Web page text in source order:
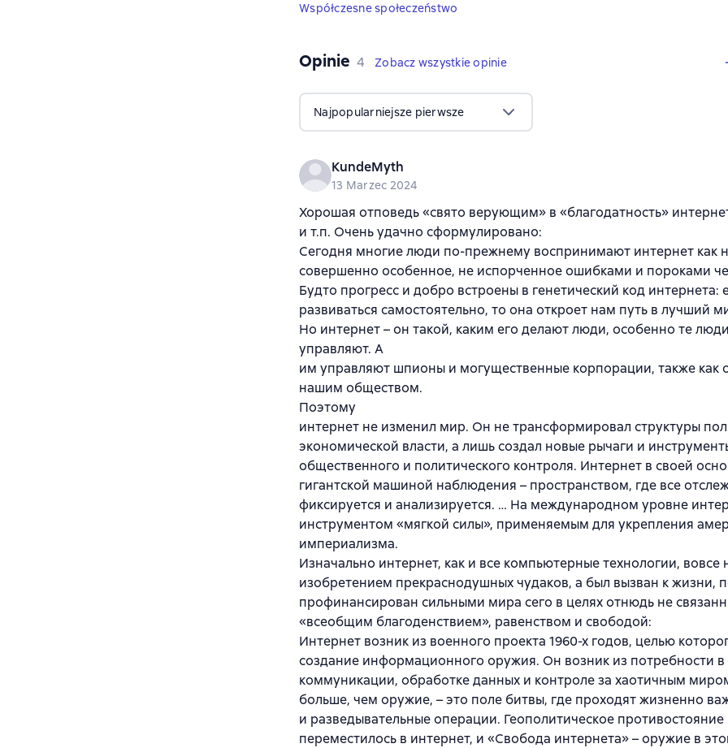
Współczesne społeczeństwo
Opinie 4 opinie
4 Zobacz wszystkie opinie
Najpopularniejsze pierwsze
KundeMyth
13 Marzec 2024
Хорошая отповедь «свято верующим» в «благодатность»
и т.п. Очень удачно сформулировано:
Сегодня многие люди по-прежнему воспринимают интернет как
совершенно особенное, не испорченное ошибками и пороками
Будто прогресс и добро встроены в генетический код интернета:
развиваться самостоятельно, то она откроет нам путь в лучший
Но интернет – он такой, каким его делают люди, особенно те
управляют. А
им управляют шпионы и могущественные корпорации, также как
нашим обществом.
Поэтому
интернет не изменил мир. Он не трансформировал структуры
экономической власти, а лишь создал новые рычаги и
общественного и политического контроля. Интернет в своей
гигантской машиной наблюдения – пространством, где все
фиксируется и анализируется. … На международном уровне
инструментом «мягкой силы», применяемым для укрепления
империализма.
Изначально интернет, как и все компьютерные технологии, вовсе
изобретением прекраснодушных чудаков, а был вызван к жизни,
профинансирован сильными мира сего в целях отнюдь не
«всеобщим благоденствием», равенством и свободой:
Интернет возник из военного проекта 1960-х годов, целью
создание информационного оружия. Он возник из потребности
коммуникации, обработке данных и контроле за хаотичным
больше, чем оружие, – это поле битвы, где проходят жизненно
и разведывательные операции. Геополитическое противостояние
переместилось в интернет, и «Свобода интернета» – оружие в